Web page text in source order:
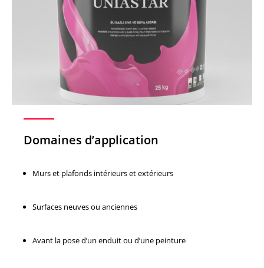
Domaines d’application
Murs et plafonds intérieurs et extérieurs
Surfaces neuves ou anciennes
Avant la pose d’un enduit ou d’une peinture